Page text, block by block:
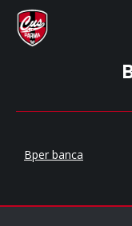
Bper banca